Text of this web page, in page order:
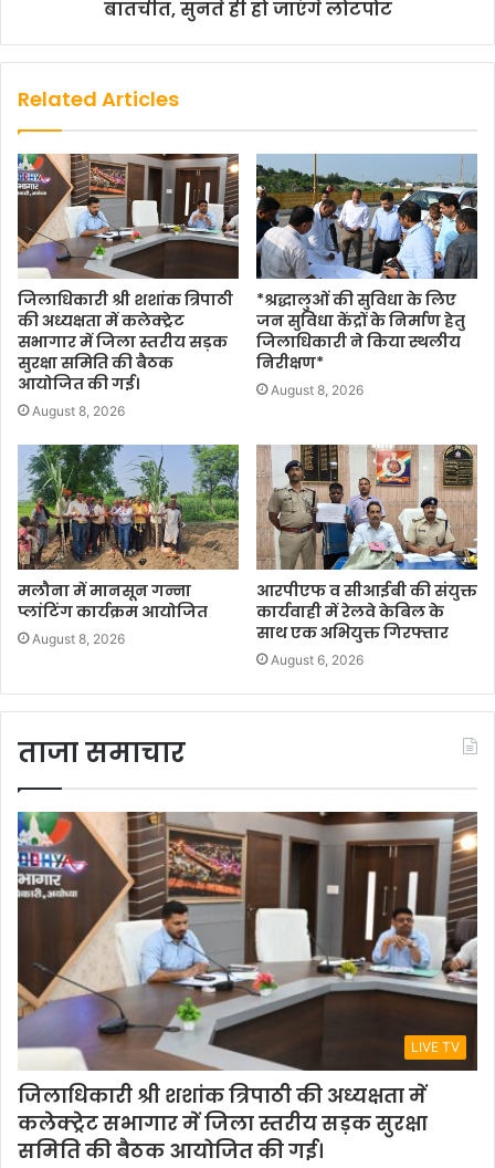
बातचीत, सुनते ही हो जाएंगे लोटपोट
Related Articles
जिलाधिकारी श्री शशांक त्रिपाठी
की अध्यक्षता में कलेक्ट्रेट
सभागार में जिला स्तरीय सड़क
सुरक्षा समिति की बैठक
आयोजित की गई।
August 8, 2026
*श्रद्धालुओं की सुविधा के लिए
जन सुविधा केंद्रों के निर्माण हेतु
जिलाधिकारी ने किया स्थलीय
निरीक्षण*
August 8, 2026
मलौना में मानसून गन्ना
प्लांटिंग कार्यक्रम आयोजित
August 8, 2026
आरपीएफ व सीआईबी की संयुक्त
कार्यवाही में रेलवे केबिल के
साथ एक अभियुक्त गिरफ्तार
August 6, 2026
ताजा समाचार
LIVE TV
जिलाधिकारी श्री शशांक त्रिपाठी की अध्यक्षता में
कलेक्ट्रेट सभागार में जिला स्तरीय सड़क सुरक्षा
समिति की बैठक आयोजित की गई।